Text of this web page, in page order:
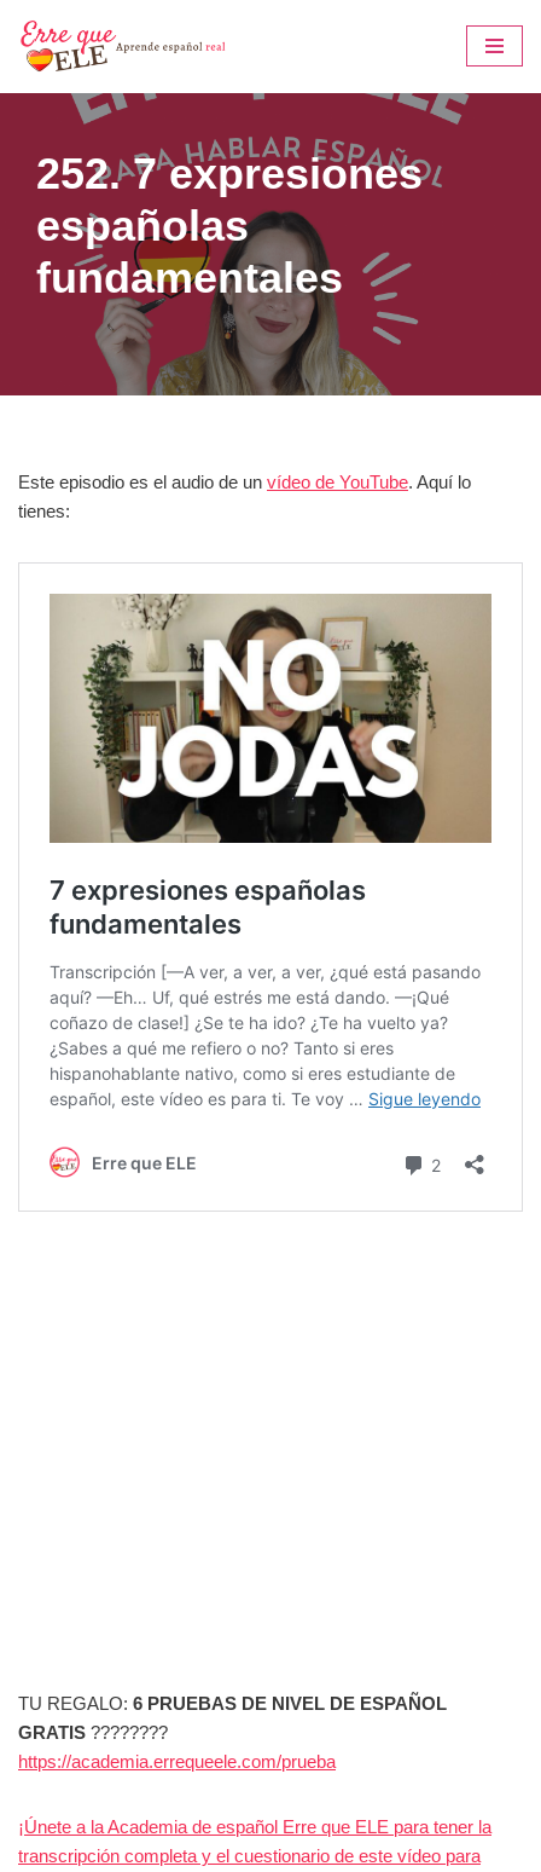
Saltar
al
contenido
252. 7 expresiones
españolas
fundamentales
Este episodio es el audio de un vídeo de YouTube. Aquí lo
tienes:
TU REGALO: 6 PRUEBAS DE NIVEL DE ESPAÑOL
GRATIS ????????
https://academia.errequeele.com/prueba
¡Únete a la Academia de español Erre que ELE para tener la
transcripción completa y el cuestionario de este vídeo para